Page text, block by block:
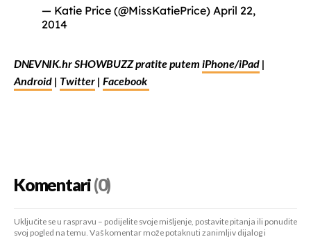
— Katie Price (@MissKatiePrice) April 22,
2014
DNEVNIK.hr SHOWBUZZ pratite putem iPhone/iPad |
Android | Twitter | Facebook
Komentari(0)
Uključite se u raspravu – podijelite svoje mišljenje, postavite pitanja ili ponudite
svoj pogled na temu. Vaš komentar može potaknuti zanimljiv dijalog i